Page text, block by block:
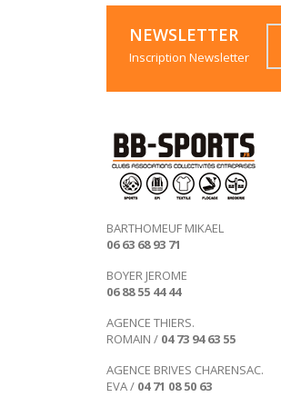
NEWSLETTER
Inscription Newsletter
BARTHOMEUF MIKAEL
06 63 68 93 71
BOYER JEROME
06 88 55 44 44
AGENCE THIERS.
ROMAIN / 04 73 94 63 55
AGENCE BRIVES CHARENSAC.
EVA / 04 71 08 50 63
les Cookies
Ce site utilise des cookies. Afin de
vous pouvez personnaliser leur usage.
Je choisis